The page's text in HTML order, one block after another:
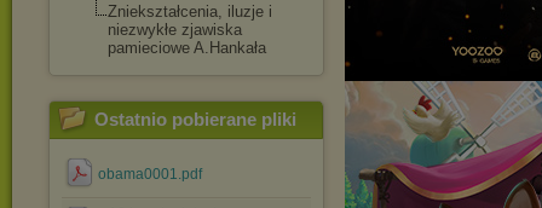
Zniekształcenia, iluzje i
niezwykłe zjawiska
pamieciowe A.Hankała
Ostatnio pobierane pliki
obama0001.pdf